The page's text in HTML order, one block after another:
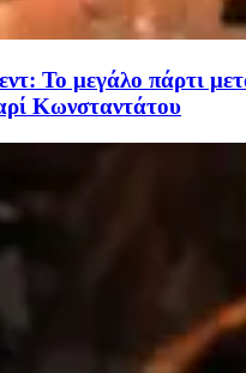
Το μεγάλο πάρτι
Κωνσταντάτου